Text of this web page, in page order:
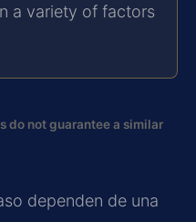
a variety of factors
do not guarantee a similar
dependen de una